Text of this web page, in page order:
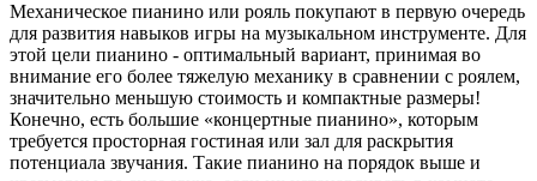
Механическое пианино или рояль покупают в первую очередь
для развития навыков игры на музыкальном инструменте. Для
этой цели пианино - оптимальный вариант, принимая во
внимание его более тяжелую механику в сравнении с роялем,
значительно меньшую стоимость и компактные размеры!
Конечно, есть большие «концертные пианино», которым
требуется просторная гостиная или зал для раскрытия
потенциала звучания. Такие пианино на порядок выше и